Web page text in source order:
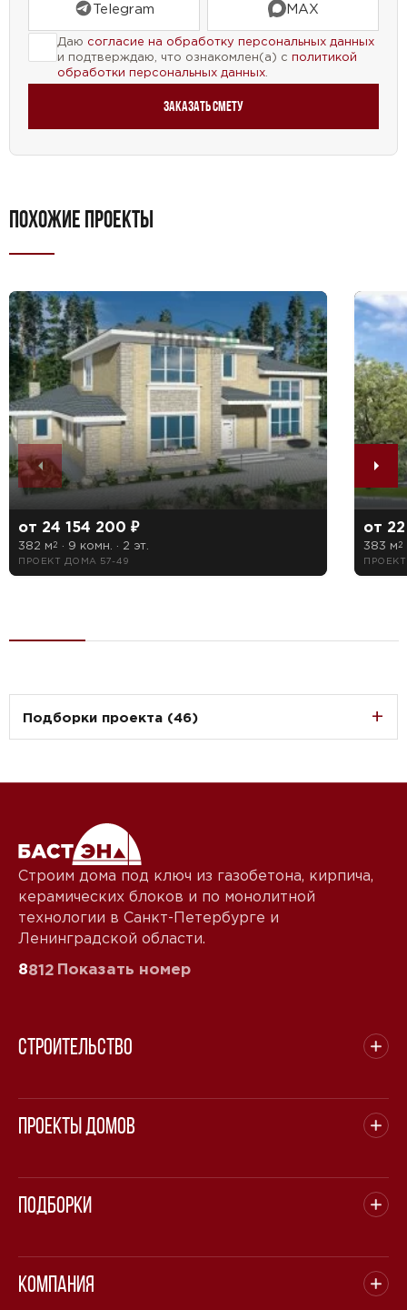
Telegram MAX
Даю согласие на обработку персональных данных
и подтверждаю, что ознакомлен(а) с политикой
обработки персональных данных.
Заказать смету
ПОХОЖИЕ ПРОЕКТЫ
от 24 154 200 ₽
382 м2 · 9 комн. · 2 эт.
ПРОЕКТ ДОМА 57-49
от
383 м2
Подборки проекта (46)
Строим дома под ключ из газобетона, кирпича,
керамических блоков и по монолитной
технологии в Санкт-Петербурге и
Ленинградской области.
8812 Показать номер
Строительство
Проекты домов
Подборки
Компания